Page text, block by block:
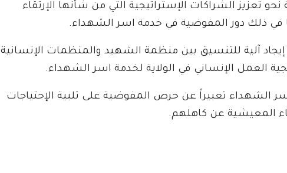
تعزيز الشراكات الإستراتيجية التي من شأنها الإرتقاء
في ذلك دور المفوضية في خدمة اسر الشهداء.
آلية للتنسيق بين منظمة الشهيد والمنظمات الإنسانية
العمل الإنساني في الولاية لخدمة اسر الشهداء.
الشهداء تعبيراً عن حرص المفوضية على تلبية الإحتياجات
المعيشية عن كاهلهم.